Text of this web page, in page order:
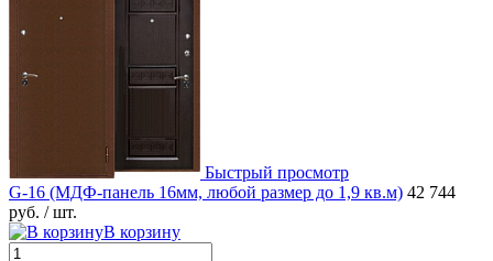
Быстрый просмотр
G-16 (МДФ-панель 16мм, любой размер до 1,9 кв.м) 42 744
руб. / шт.
В корзину